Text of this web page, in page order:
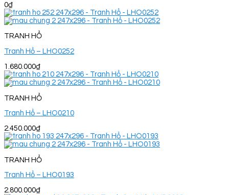
0₫
TRANH HỔ
Tranh Hổ – LHO0252
1.680.000₫
TRANH HỔ
Tranh Hổ – LHO0210
2.450.000₫
TRANH HỔ
Tranh Hổ – LHO0193
2.800.000₫